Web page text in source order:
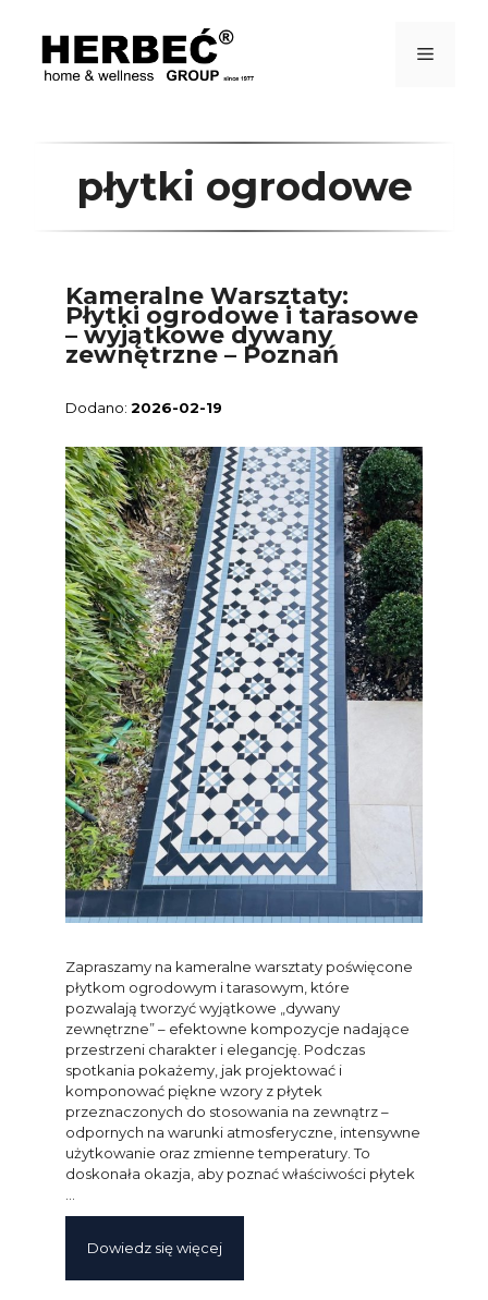
Menu
płytki ogrodowe
Kameralne Warsztaty:
Płytki ogrodowe i tarasowe
– wyjątkowe dywany
zewnętrzne – Poznań
2026-02-19
Zapraszamy na kameralne warsztaty poświęcone
płytkom ogrodowym i tarasowym, które
pozwalają tworzyć wyjątkowe „dywany
zewnętrzne” – efektowne kompozycje nadające
przestrzeni charakter i elegancję. Podczas
spotkania pokażemy, jak projektować i
komponować piękne wzory z płytek
przeznaczonych do stosowania na zewnątrz –
odpornych na warunki atmosferyczne, intensywne
użytkowanie oraz zmienne temperatury. To
doskonała okazja, aby poznać właściwości płytek
…
Dowiedz się więcej